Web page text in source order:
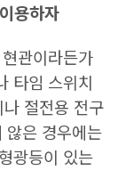
용하자
관이라든가
타임 스위치
절전용 전구
않은 경우에는
광등이 있는